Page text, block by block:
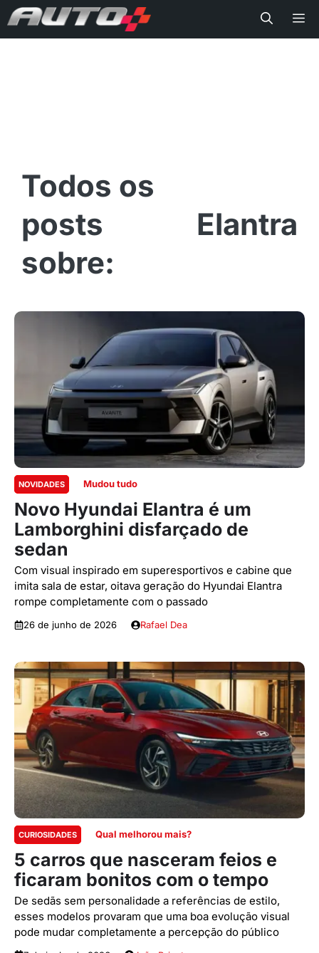
Elantra
NOVIDADES Mudou tudo
Novo Hyundai Elantra é um
Lamborghini disfarçado de
sedan
Com visual inspirado em superesportivos e cabine que
imita sala de estar, oitava geração do Hyundai Elantra
rompe completamente com o passado
26 de junho de 2026 Rafael Dea
CURIOSIDADES Qual melhorou mais?
5 carros que nasceram feios e
ficaram bonitos com o tempo
De sedãs sem personalidade a referências de estilo,
esses modelos provaram que uma boa evolução visual
pode mudar completamente a percepção do público